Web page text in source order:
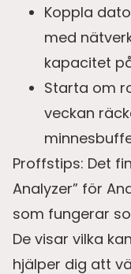
Koppla
med
kapacitet
Starta om
veckan
Proffstips: Det
Analyzer” för
som fungerar
De visar vilka
hjälper dig att